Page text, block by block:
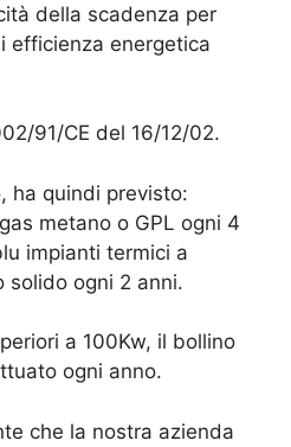
della scadenza per
efficienza energetica
91/CE del 16/12/02.
ha quindi previsto:
metano o GPL ogni 4
impianti termici a
solido ogni 2 anni.
a 100Kw, il bollino
ogni anno.
che la nostra azienda